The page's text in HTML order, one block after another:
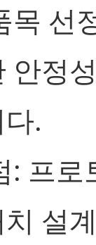
목 선
안정
.
: 프로
설